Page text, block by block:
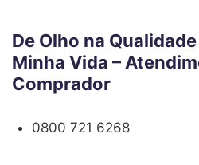
De Olho na
Minha Vida –
Comprador
0800 721 6268